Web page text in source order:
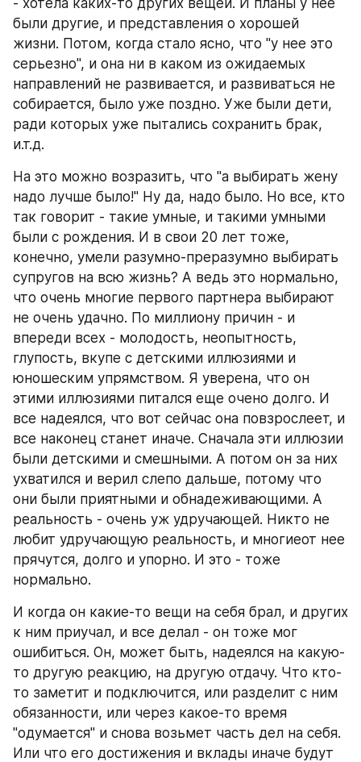
- хотела каких-то других вещей. И планы у нее
были другие, и представления о хорошей
жизни. Потом, когда стало ясно, что "у нее это
серьезно", и она ни в каком из ожидаемых
направлений не развивается, и развиваться не
собирается, было уже поздно. Уже были дети,
ради которых уже пытались сохранить брак,
и.т.д.
На это можно возразить, что "а выбирать жену
надо лучше было!" Ну да, надо было. Но все, кто
так говорит - такие умные, и такими умными
были с рождения. И в свои 20 лет тоже,
конечно, умели разумно-преразумно выбирать
супругов на всю жизнь? А ведь это нормально,
что очень многие первого партнера выбирают
не очень удачно. По миллиону причин - и
впереди всех - молодость, неопытность,
глупость, вкупе с детскими иллюзиями и
юношеским упрямством. Я уверена, что он
этими иллюзиями питался еще очено долго. И
все надеялся, что вот сейчас она повзрослеет, и
все наконец станет иначе. Сначала эти иллюзии
были детскими и смешными. А потом он за них
ухватился и верил слепо дальше, потому что
они были приятными и обнадеживающими. А
реальность - очень уж удручающей. Никто не
любит удручающую реальность, и многиеот нее
прячутся, долго и упорно. И это - тоже
нормально.
И когда он какие-то вещи на себя брал, и других
к ним приучал, и все делал - он тоже мог
ошибиться. Он, может быть, надеялся на какую-
то другую реакцию, на другую отдачу. Что кто-
то заметит и подключится, или разделит с ним
обязанности, или через какое-то время
"одумается" и снова возьмет часть дел на себя.
Или что его достижения и вклады иначе будут